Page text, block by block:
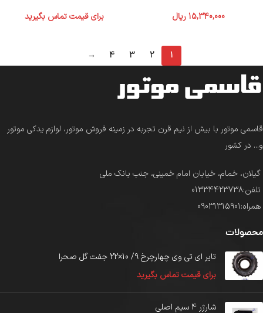
15,340,000ریال برای قیمت تماس بگیرید
1
2
3
4
→
قاسمی موتور با بیش از نیم قرن تجربه در زمینه فروش موتور، لوازم یدکی موتور
و... در کشور
گیلان، خمام، خیابان امام خمینی، جنب بانک ملی
تلفن:01334423738
همراه:09031315901
محصولات
تایر ای تی وی چهارچرخ 9/ 10×22 جفت گل صحرا
برای قیمت تماس بگیرید
شارژر 4 سیم اصلی